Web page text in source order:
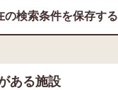
の検索条件を保存する
ある施設